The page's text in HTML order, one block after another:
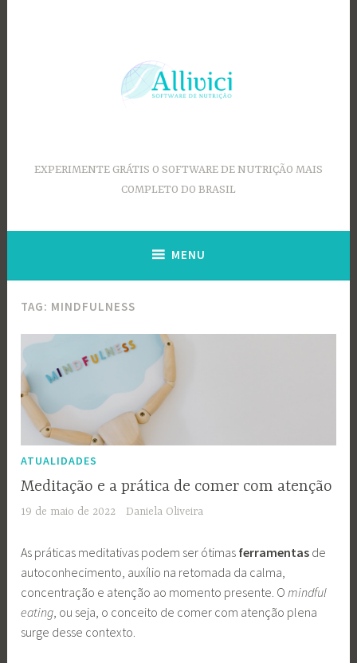
EXPERIMENTE GRÁTIS O SOFTWARE DE NUTRIÇÃO MAIS
COMPLETO DO BRASIL
MENU
TAG: MINDFULNESS
ATUALIDADES
Meditação e a prática de comer com atenção
19 de maio de 2022 Daniela Oliveira
As práticas meditativas podem ser ótimas ferramentas de
autoconhecimento, auxílio na retomada da calma,
concentração e atenção ao momento presente. O mindful
eating , ou seja, o conceito de comer com atenção plena
surge desse contexto.